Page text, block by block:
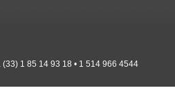
(33) 1 85 14 93 18 • 1 514 966 4544